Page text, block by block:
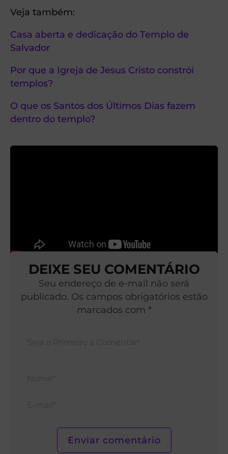
Veja também:
Casa aberta e dedicação do Templo de
Salvador
Por que a Igreja de Jesus Cristo constrói
templos?
O que os Santos dos Últimos Dias fazem
dentro do templo?
DEIXE SEU COMENTÁRIO
Seu endereço de e-mail não será
publicado. Os campos obrigatórios estão
marcados com *